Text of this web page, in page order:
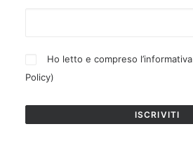
Ho letto e compreso
Policy)